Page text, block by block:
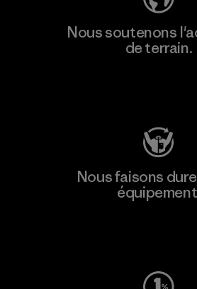
Nous soutenons
de terrain.
Nous faisons